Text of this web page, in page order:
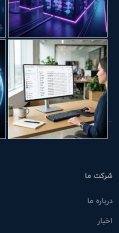
شرکت ما
درباره ما
اخبار